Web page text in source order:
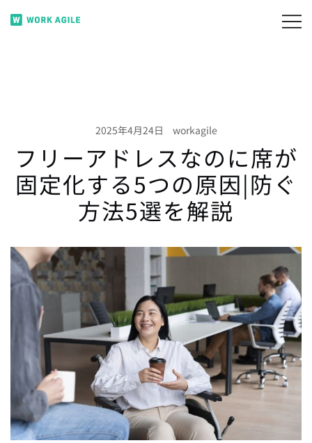
2025年4月24日 workagile
フリーアドレスなのに席が
固定化する5つの原因|防ぐ
方法5選を解説